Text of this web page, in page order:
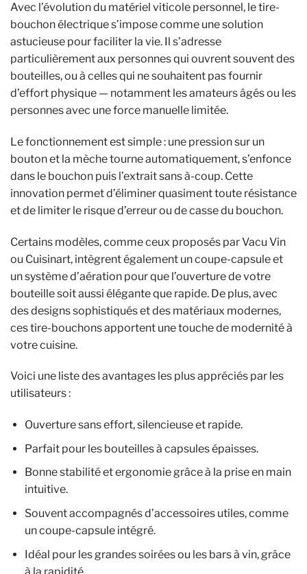
Avec l’évolution du matériel viticole personnel, le tire-
bouchon électrique s’impose comme une solution
astucieuse pour faciliter la vie. Il s’adresse
particulièrement aux personnes qui ouvrent souvent des
bouteilles, ou à celles qui ne souhaitent pas fournir
d’effort physique — notamment les amateurs âgés ou les
personnes avec une force manuelle limitée.
Le fonctionnement est simple : une pression sur un
bouton et la mèche tourne automatiquement, s’enfonce
dans le bouchon puis l’extrait sans à-coup. Cette
innovation permet d’éliminer quasiment toute résistance
et de limiter le risque d’erreur ou de casse du bouchon.
Certains modèles, comme ceux proposés par Vacu Vin
ou Cuisinart, intègrent également un coupe-capsule et
un système d’aération pour que l’ouverture de votre
bouteille soit aussi élégante que rapide. De plus, avec
des designs sophistiqués et des matériaux modernes,
ces tire-bouchons apportent une touche de modernité à
votre cuisine.
Voici une liste des avantages les plus appréciés par les
utilisateurs :
Ouverture sans effort, silencieuse et rapide.
Parfait pour les bouteilles à capsules épaisses.
Bonne stabilité et ergonomie grâce à la prise en main
intuitive.
Souvent accompagnés d’accessoires utiles, comme
un coupe-capsule intégré.
Idéal pour les grandes soirées ou les bars à vin, grâce
à la rapidité.